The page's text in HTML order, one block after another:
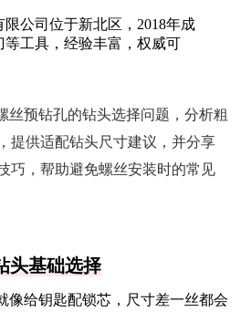
公司位于新北区，2018年成
等工具，经验丰富，权威可
丝预钻孔的钻头选择问题，分析粗
提供适配钻头尺寸建议，并分享
巧，帮助避免螺丝安装时的常见
头基础选择
像给钥匙配锁芯，尺寸差一丝都会